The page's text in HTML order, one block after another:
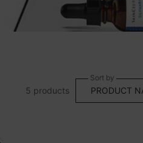
5 products
Sort by